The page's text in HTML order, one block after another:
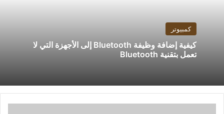
كمبيوتر
كيفية إضافة وظيفة Bluetooth إلى الأجهزة التي لا
تعمل بتقنية Bluetooth